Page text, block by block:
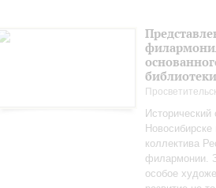
коллектива
филармонии.
особое